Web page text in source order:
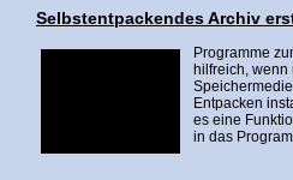
Selbstentpackendes Archiv
Programme
hilfreich,
Entpacken
es eine
in das